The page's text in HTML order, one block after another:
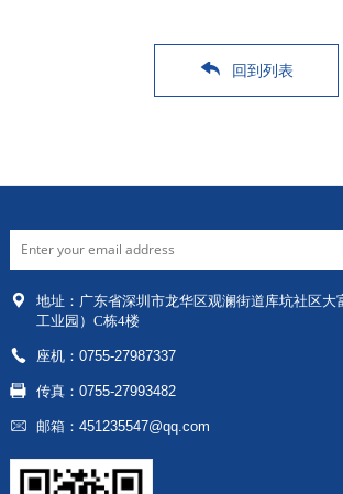
回到列表
地址： 广东省深圳市龙华区观澜街道库坑社区大
工业园）C栋4楼
座机：0755-27987337
传真：0755-27993482
邮箱：451235547@qq.com